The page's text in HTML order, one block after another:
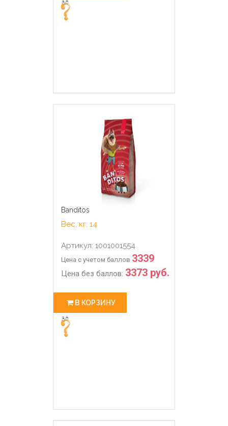
Banditos
Вес, кг: 14
Артикул: 1001001554
Цена с учетом баллов 3339
Цена без баллов: 3373 руб.
В КОРЗИНУ